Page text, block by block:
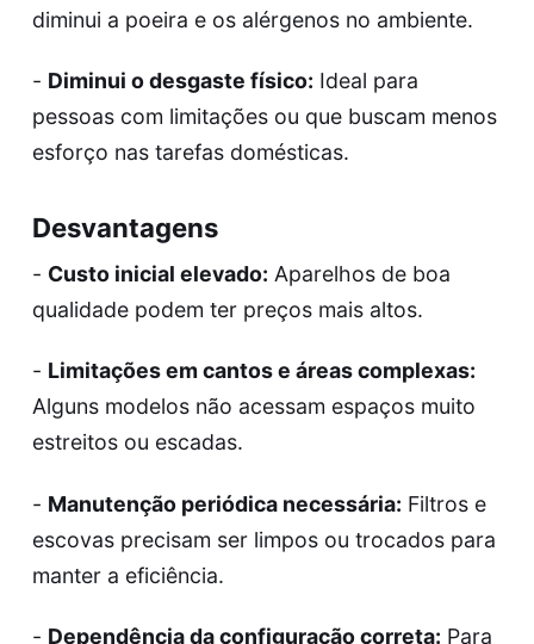
diminui a poeira e os alérgenos no ambiente.
- Diminui o desgaste físico: Ideal para
pessoas com limitações ou que buscam menos
esforço nas tarefas domésticas.
Desvantagens
- Custo inicial elevado: Aparelhos de boa
qualidade podem ter preços mais altos.
- Limitações em cantos e áreas complexas:
Alguns modelos não acessam espaços muito
estreitos ou escadas.
- Manutenção periódica necessária: Filtros e
escovas precisam ser limpos ou trocados para
manter a eficiência.
- Dependência da configuração correta: Para